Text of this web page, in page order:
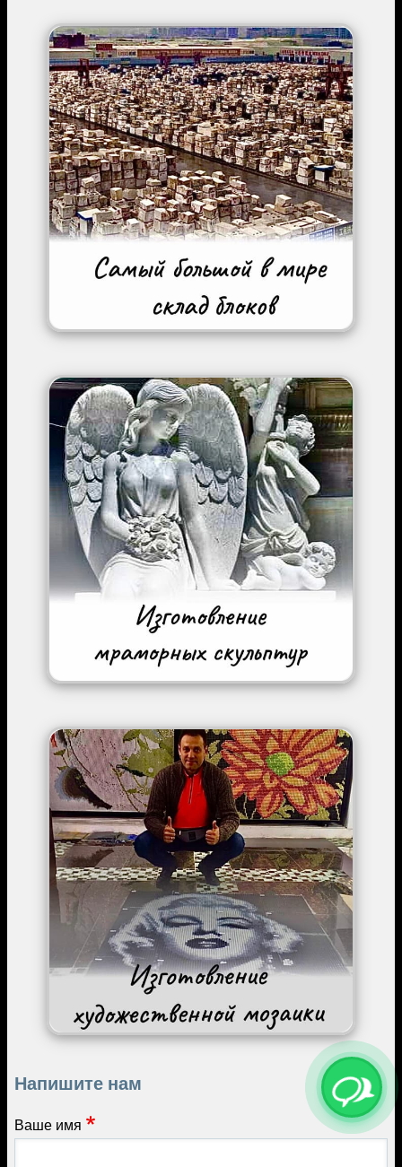
Image
Image
Image
Напишите нам
Ваше имя